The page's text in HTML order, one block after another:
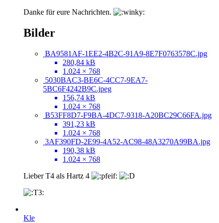
Danke für eure Nachrichten.
Bilder
BA9581AF-1EE2-4B2C-91A9-8E7F0763578C.jpg
280,84 kB
1.024 × 768
5030BAC3-BE6C-4CC7-9EA7-
5BC6F4242B9C.jpeg
156,74 kB
1.024 × 768
B53FF8D7-F9BA-4DC7-9318-A20BC29C66FA.jpg
391,23 kB
1.024 × 768
3AF390FD-2E99-4A52-AC98-48A3270A99BA.jpg
190,38 kB
1.024 × 768
Lieber T4 als Hartz 4
Kle